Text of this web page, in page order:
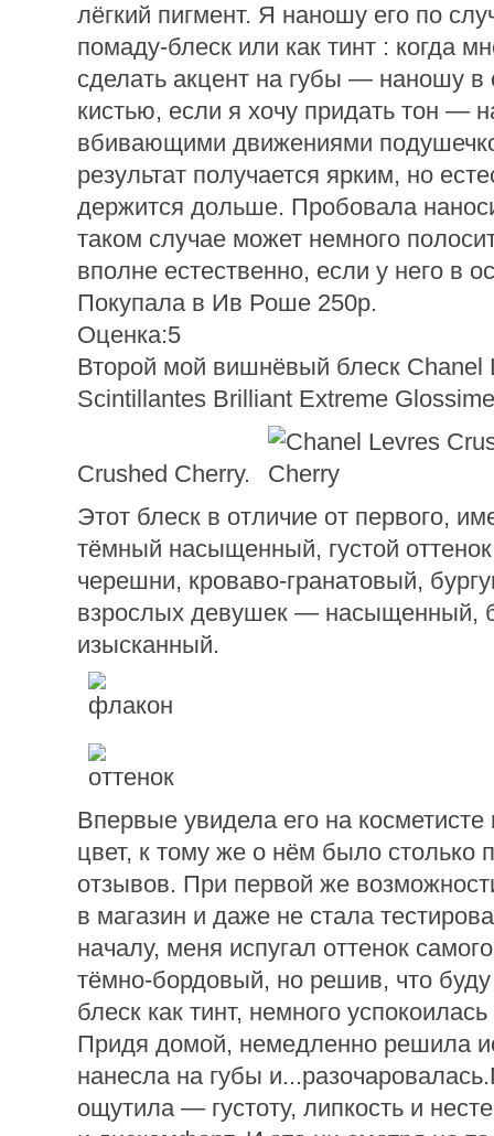
лёгкий пигмент. Я наношу его по
помаду-блеск или как тинт : когда
сделать акцент на губы — наношу в
кистью, если я хочу придать тон —
вбивающими движениями
результат получается ярким, но
держится дольше. Пробовала
таком случае может немного
вполне естественно, если у него в
Покупала в Ив Роше 250р.
Оценка:5
Второй мой вишнёвый блеск Chanel
Scintillantes Brilliant Extreme
Crushed Cherry.
Этот блеск в отличие от первого,
тёмный насыщенный, густой
черешни, кроваво-гранатовый,
взрослых девушек — насыщенный,
изысканный.
Впервые увидела его на
цвет, к тому же о нём было столько
отзывов. При первой же
в магазин и даже не стала
началу, меня испугал оттенок
тёмно-бордовый, но решив, что буду
блеск как тинт, немного
Придя домой, немедленно решила
нанесла на губы
ощутила — густоту, липкость и